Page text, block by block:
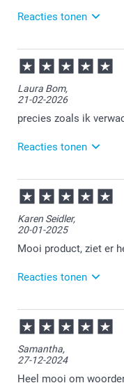
Reacties tonen
15-06-2026
12:01
Dat is vervelend
Veel plezier van
Laura Bom,
21-02-2026
precies zoals ik
Reacties tonen
23-02-2026
14:35
Bedankt voor
te horen dat de
precies is wat
best om die
Karen Seidler,
20-01-2025
Mooi product, ziet er
Reacties tonen
21-01-2025
11:29
Bedankt voor je
bent met je
graag tot een
Samantha,
27-12-2024
Heel mooi om